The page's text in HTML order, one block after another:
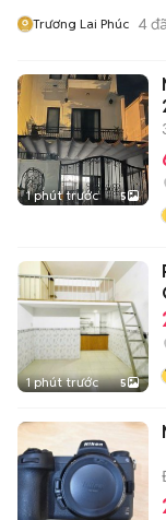
Trương Lai Phúc 4
1 phút trước 5
1 phút trước 5